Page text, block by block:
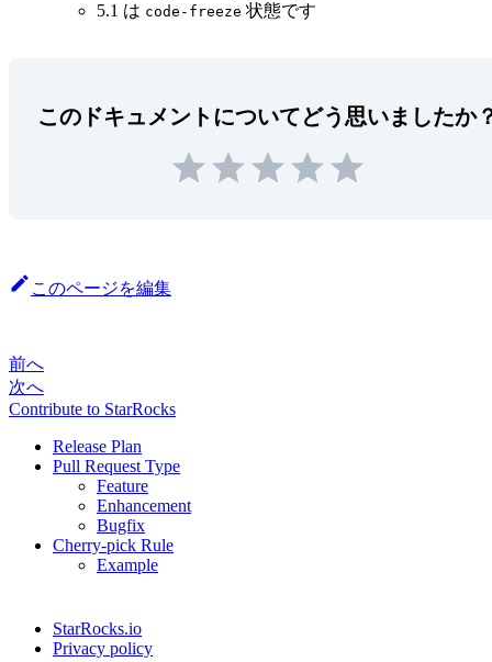
5.1 は code-freeze 状態です
このドキュメントについてどう思いましたか
このページを編集
前へ
次へ
Contribute to StarRocks
Release Plan
Pull Request Type
Feature
Enhancement
Bugfix
Cherry-pick Rule
Example
StarRocks.io
Privacy policy